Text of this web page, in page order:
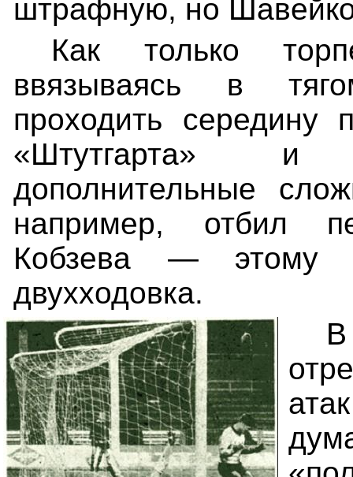
штрафную, но
Как только
ввязываясь в
проходить
«Штутгарта» и
дополнительные
например, отбил
Кобзева — этому
двухходовка.